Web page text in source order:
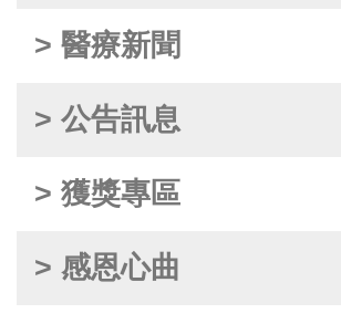
> 醫療新聞
> 公告訊息
> 獲獎專區
> 感恩心曲